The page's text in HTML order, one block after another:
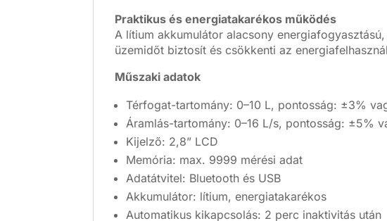
Praktikus és energiatakarékos működés
A lítium akkumulátor alacsony
üzemidőt biztosít és csökkenti az
Műszaki adatok
Térfogat-tartomány: 0–10 L, pontosság: ±3%
Áramlás-tartomány: 0–16 L/s, pontosság: ±5%
Kijelző: 2,8” LCD
Memória: max. 9999 mérési adat
Adatátvitel: Bluetooth és USB
Akkumulátor: lítium, energiatakarékos
Automatikus kikapcsolás: 2 perc inaktivitás után